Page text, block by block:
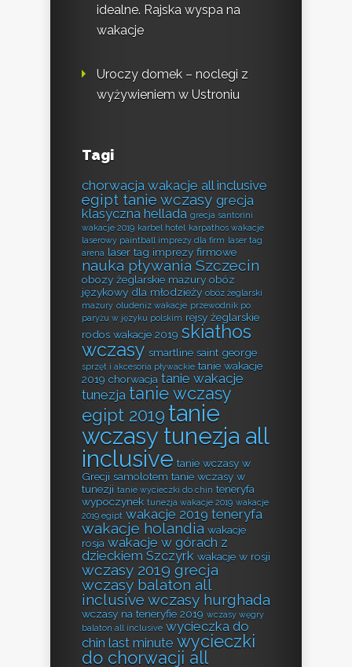
idealne. Rajska wyspa na
wakacje
Uroczy domek – noclegi z
wyżywieniem w Ustroniu
Tagi
chorwacja wakacje all inclusive
egipt tanie wczasy grecja
klasyczna hellada grecja santorini
wakacje 2019 karbel hotel karpathos wakacje
laserowy paintball imprezy dla firm laser tag
arena laser tag imprezy firmowe
nauka pływania Szczecin
obozy żeglarskie mazury obóz
językowy dla młodzieży obóz żeglarski
mazury oludeniz wakacje przewodnik po
paryżu w języku polskim rejsy żeglarskie
rodos wakacje 2019 skiathos
wczasy smartline saint george
sprzęt i akcesoria pływackie tanie wakacje
2019 chorwacja tanie wakacje
tunezja tanie wczasy
egipt 2019 tanie
wczasy tunezja all
inclusive tanie wczasy w
Grecji samolotem tanie wczasy w
tunezji tanie wycieczki do chin teneryfa
wypoczynek tunezja wakacje 2019 wakacje
2019 egipt wakacje 2019 teneryfa
wakacje holandia wakacje
rosja wakacje w górach z
dzieckiem Szczyrk wakacje w rosji
wczasy 2019 grecja
wczasy balaton all
inclusive wczasy hurghada
wczasy na teneryfie 2019 wczasy węgry
balaton all inclusive wycieczka do
chin last minute wycieczki
do chorwacji all